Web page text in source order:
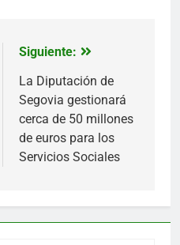
Siguiente:
La Diputación de
Segovia gestionará
cerca de 50 millones
de euros para los
Servicios Sociales